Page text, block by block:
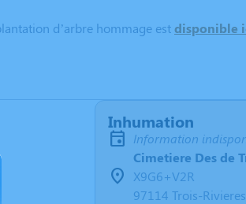
d’arbre hommage estdisponible
Inhumation
Information
Cimetiere Des de
X9G6+V2R
97114 Trois-Rivieres